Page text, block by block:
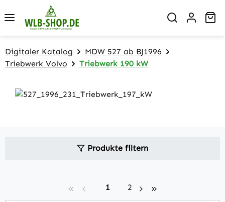
Zum Hauptinhalt springen
Digitaler Katalog
MDW 527 ab BJ1996
Triebwerk Volvo
Triebwerk 190 kW
Produkte filtern
Seite
1 Seite
2